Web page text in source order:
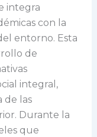
integra
con la
entorno. Esta
de
integral,
de las
Durante la
que